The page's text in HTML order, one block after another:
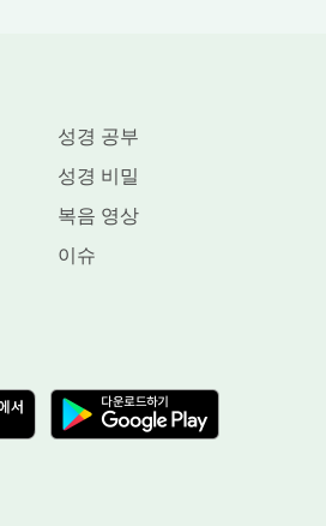
겠느냐? 네 안에는 여전히 더
께하기를 원하니, 그런 꿈 같
나님에 대한 너의 믿음에는 한
. 너는 그저 속량되었을 뿐, 변
았다. 하나님의 마음에 합하려
하여 너를 변화시키고 정결케
너는 하나님과 함께 복을 누
하나님이 사람을 경영하는 사
있기 때문이다. 즉, 변화되고
속량된 너 같은 죄인은 하나님
성경 공부
성경 비밀
복음 영상
이슈